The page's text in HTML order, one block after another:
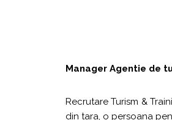
Manager Agentie de
Recrutare Turism &
din tara, o persoana